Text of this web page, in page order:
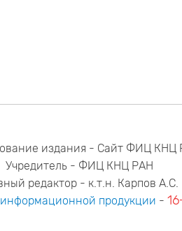
издания - Сайт ФИЦ КНЦ
Учредитель - ФИЦ КНЦ РАН
редактор - к.т.н. Карпов А.С.
продукции -